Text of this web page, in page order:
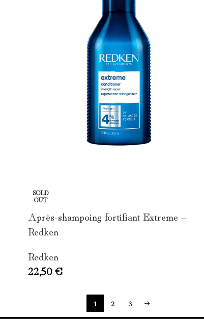
SOLD
OUT
Après-shampoing fortifiant Extreme –
Redken
Redken
22,50€
1 2 3 →